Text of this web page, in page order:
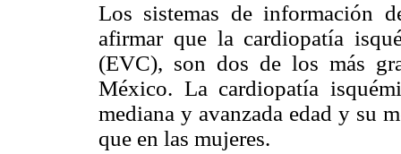
Los sistemas de información
afirmar que la cardiopatía
(EVC), son dos de los más
México. La cardiopatía
mediana y avanzada edad y su
que en las mujeres.